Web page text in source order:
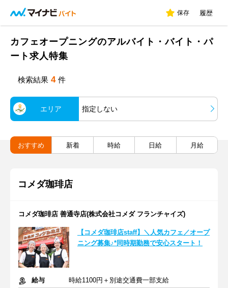
保存 履歴
カフェオープニングのアルバイト・バイト・パ
ート求人特集
検索結果 4 件
エリア 指定しない
おすすめ 新着 時給 日給 月給
コメダ珈琲店
コメダ珈琲店 善通寺店(株式会社コメダ フランチャイズ)
【コメダ珈琲店staff】＼人気カフェ／オープ
ニング募集♪*同時期勤務で安心スタート！
給与
時給1100円＋別途交通費一部支給